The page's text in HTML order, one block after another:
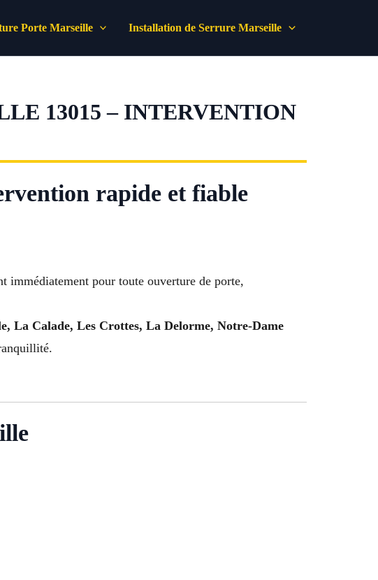
Porte Marseille Installation de Serrure Marseille
13015 – INTERVENTION
rapide et fiable
immédiatement pour toute ouverture de porte,
La Calade, Les Crottes, La Delorme, Notre-Dame